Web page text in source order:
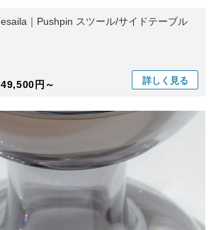
esaila｜Pushpin スツール/サイドテーブル
49,500円～ 詳しく 見る